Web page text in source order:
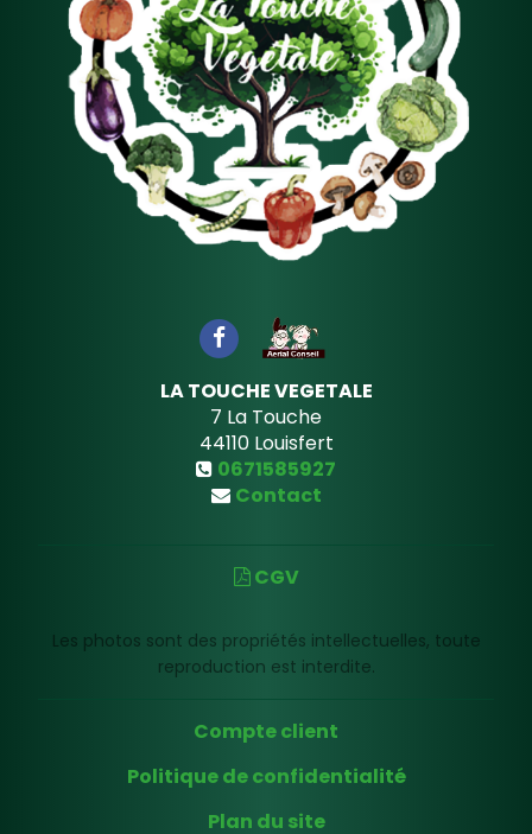
LA TOUCHE VEGETALE
7 La Touche
44110 Louisfert
0671585927
Contact
CGV
Les photos sont des propriétés intellectuelles, toute
reproduction est interdite.
Compte client
Politique de confidentialité
Plan du site